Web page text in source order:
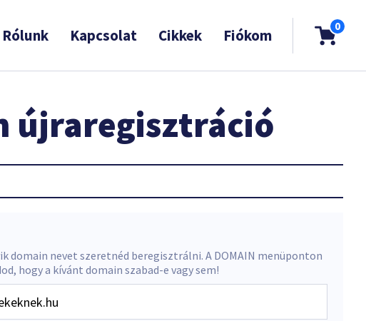
Rólunk Kapcsolat Cikkek Fiókom 0
újraregisztráció
domain nevet szeretnéd beregisztrálni. A DOMAIN menüponton
hogy a kívánt domain szabad-e vagy sem!